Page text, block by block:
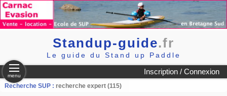
Standup-guide.fr
Le guide du Stand up Paddle
Inscription / Connexion
menu
Recherche SUP : recherche expert (115)